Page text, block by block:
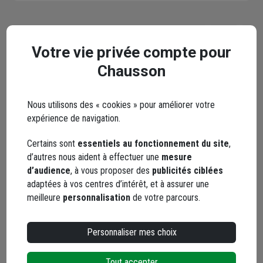
Casque chantier réglable Opale
blanc avec garniture frontale - 6
Pantalon de
Votre vie privée compte pour
Chausson
Nous utilisons des « cookies » pour améliorer votre
expérience de navigation.
Certains sont essentiels au fonctionnement du site,
d’autres nous aident à effectuer une mesure
d’audience, à vous proposer des publicités ciblées
adaptées à vos centres d’intérêt, et à assurer une
meilleure personnalisation de votre parcours.
Personnaliser mes choix